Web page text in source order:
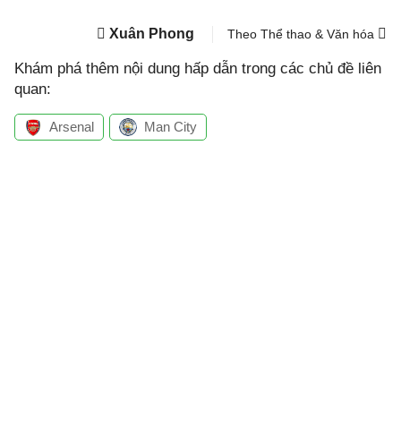
Xuân Phong Theo Thể thao & Văn hóa
Khám phá thêm nội dung hấp dẫn trong các chủ đề liên
quan:
Arsenal Man City